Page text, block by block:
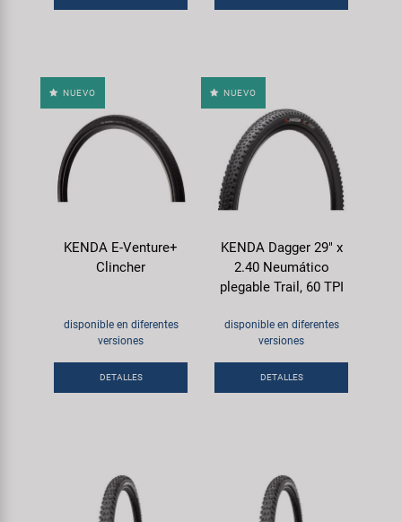
NUEVO
KENDA E-Venture+
Clincher
disponible en diferentes
versiones
DETALLES
NUEVO
KENDA Dagger 29" x
2.40 Neumático
plegable Trail, 60 TPI
disponible en diferentes
versiones
DETALLES